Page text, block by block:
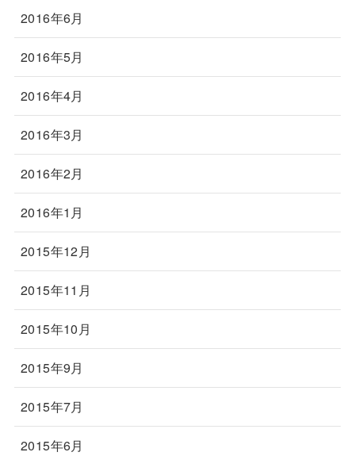
2016年6月
2016年5月
2016年4月
2016年3月
2016年2月
2016年1月
2015年12月
2015年11月
2015年10月
2015年9月
2015年7月
2015年6月